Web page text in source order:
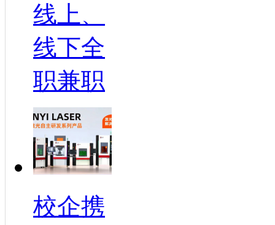
线上、
线下全
职兼职
校企携